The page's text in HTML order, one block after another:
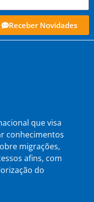
Receber Novidades
que visa
conhecimentos
migrações,
afins, com
do